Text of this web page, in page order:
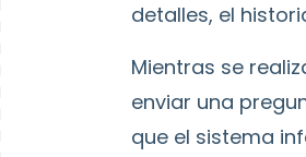
detalles, el
Mientras se
enviar una
que el sistema